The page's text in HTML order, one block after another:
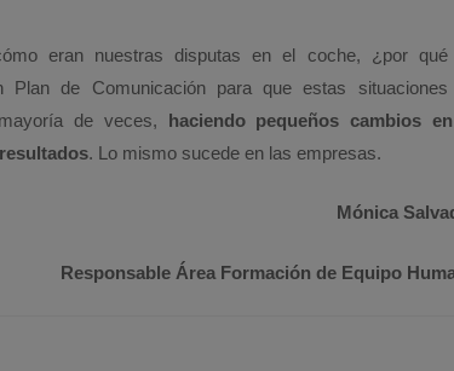
eran nuestras disputas en el coche, ¿por
Plan de Comunicación para que estas
de veces, haciendo pequeños cambios
. Lo mismo sucede en las empresas.
Mónica
Responsable Área Formación de Equipo